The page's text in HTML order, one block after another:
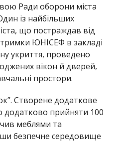
Ради оборони міста
із найбільших
що постраждав від
ЮНІСЕФ в закладі
укриття, проведено
вікон й дверей,
простори.
Створене додаткове
додатково прийняти 100
меблями та
безпечне середовище